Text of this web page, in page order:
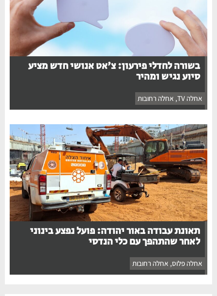
בשורה לחדלי פירעון: צ'אט אנושי חדש מציע
סיוע נגיש ומהיר
אחלה TV , אחלה רחובות
תאונת עבודה באור יהודה: פועל נפצע בינוני
לאחר שהתהפך עם כלי הנדסי
אחלה פלוס, אחלה רחובות